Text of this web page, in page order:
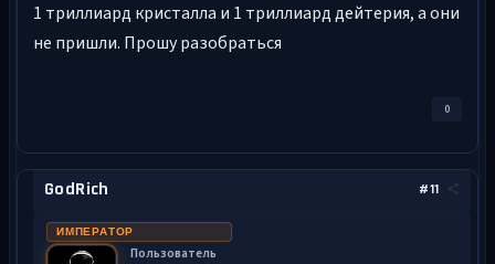
1 триллиард кристалла и 1 триллиард дейтерия, а они
не пришли. Прошу разобраться
0
#11
GodRich
ИМПЕРАТОР
Пользователь